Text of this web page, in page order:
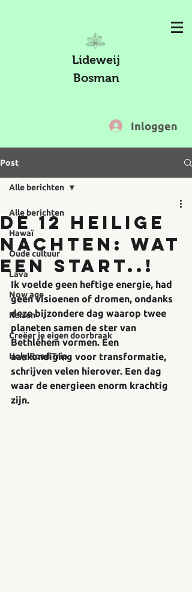
Lideweij
Bosman
Inloggen
Post
Alle berichten
Hawaï
Oude cultuur
Lava
Now age
Reizen
Creëer je eigen doorbraak
Holy Road Trip
Alle berichten
De 12 Heilige
Nachten: wat
een start..!
Ik voelde geen heftige energie, had
geen visioenen of dromen, ondanks
deze bijzondere dag waarop twee
planeten samen de ster van
Bethlehem vormen. Een
aankondiging voor transformatie,
schrijven velen hierover. Een dag
waar de energieen enorm krachtig
zijn.